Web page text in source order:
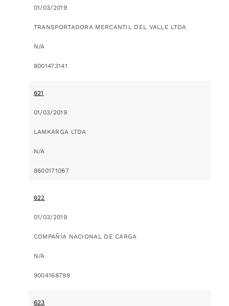
01/03/2019
TRANSPORTADORA MERCANTIL DEL VALLE LTDA
N/A
8001473141
621
01/03/2019
LAMKARGA LTDA
N/A
8600171067
622
01/03/2019
COMPAÑÍA NACIONAL DE CARGA
N/A
9004168798
623